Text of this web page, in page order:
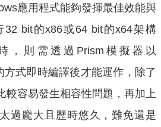
應用程式能夠發揮最佳效能與
bit的x86或64 bit的x64架構
，則需透過Prism模擬器以
方式即時編譯後才能運作，除了
較容易發生相容性問題，再加上
過龐大且歷時悠久，難免還是